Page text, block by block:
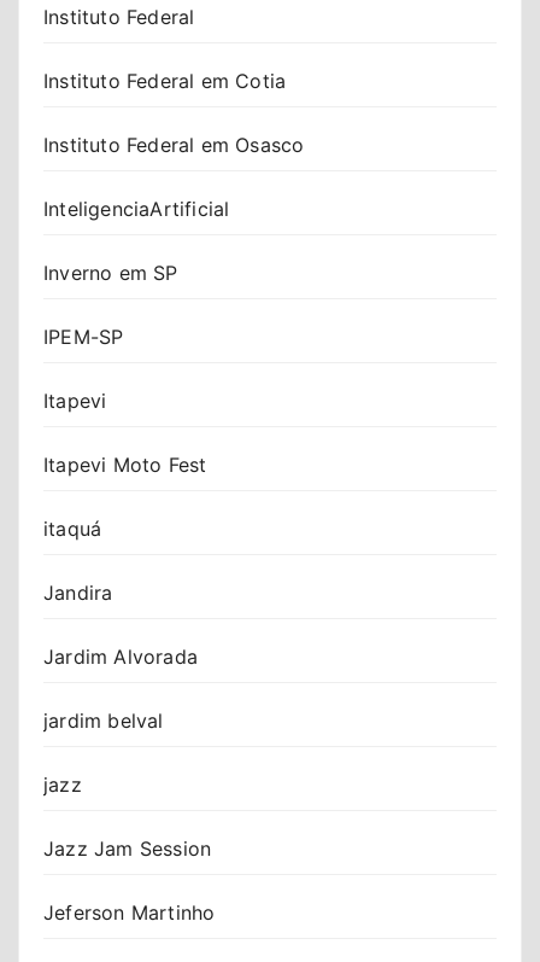
Instituto Federal
Instituto Federal em Cotia
Instituto Federal em Osasco
InteligenciaArtificial
Inverno em SP
IPEM-SP
Itapevi
Itapevi Moto Fest
itaquá
Jandira
Jardim Alvorada
jardim belval
jazz
Jazz Jam Session
Jeferson Martinho